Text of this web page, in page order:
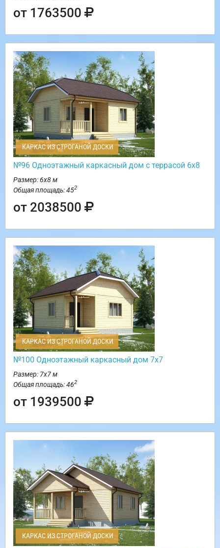
от 1763500
КАРКАС ИЗ СТРОГАНОЙ ДОСКИ
№96 Одноэтажный каркасный дом с террасой 6х8
Размер: 6х8 м
Общая площадь: 452
от 2038500
КАРКАС ИЗ СТРОГАНОЙ ДОСКИ
№100 Одноэтажный каркасный дом 7х7
Размер: 7х7 м
Общая площадь: 462
от 1939500
КАРКАС ИЗ СТРОГАНОЙ ДОСКИ